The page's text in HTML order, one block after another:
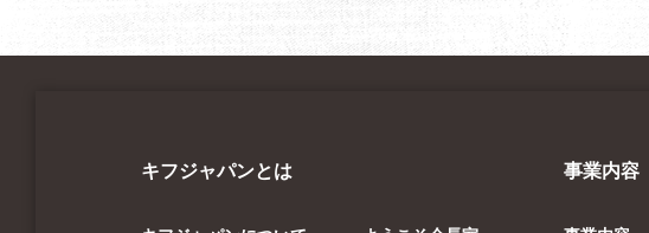
キフジャパンとは 事業内容